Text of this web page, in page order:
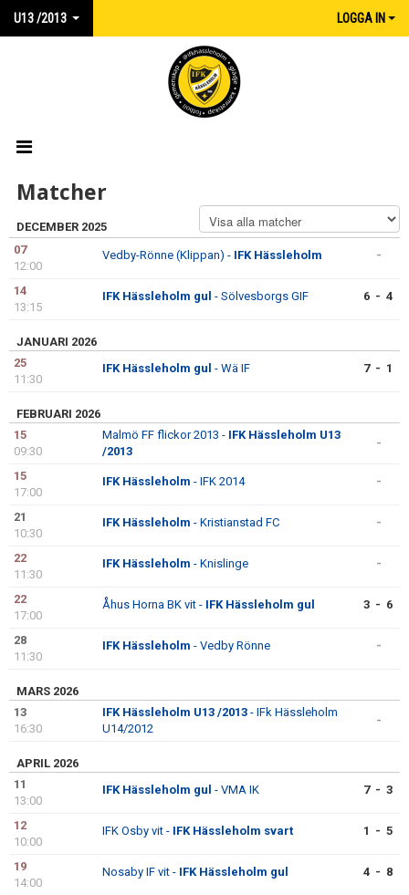
U13 /2013 LOGGA IN
HEM
NYHETER
KALENDER
MATCHER
TRUPPEN
KONTAKT
Matcher
DECEMBER 2025
07
12:00
Vedby-Rönne (Klippan) - IFK Hässleholm -
14
13:15
IFK Hässleholm gul - Sölvesborgs GIF 6 - 4
JANUARI 2026
25
11:30
IFK Hässleholm gul - Wä IF 7 - 1
FEBRUARI 2026
15
09:30
Malmö FF flickor 2013 - IFK Hässleholm U13
/2013
-
15
17:00
IFK Hässleholm - IFK 2014 -
21
10:30
IFK Hässleholm - Kristianstad FC -
22
11:30
IFK Hässleholm - Knislinge -
22
17:00
Åhus Horna BK vit - IFK Hässleholm gul 3 - 6
28
11:30
IFK Hässleholm - Vedby Rönne -
MARS 2026
13
16:30
IFK Hässleholm U13 /2013 - IFk Hässleholm
U14/2012
-
APRIL 2026
11
13:00
IFK Hässleholm gul - VMA IK 7 - 3
12
10:00
IFK Osby vit - IFK Hässleholm svart 1 - 5
19
14:00
Nosaby IF vit - IFK Hässleholm gul 4 - 8